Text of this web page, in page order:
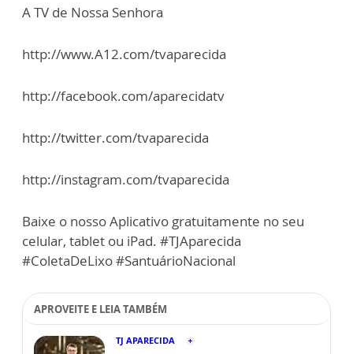
A TV de Nossa Senhora
http://www.A12.com/tvaparecida
http://facebook.com/aparecidatv
http://twitter.com/tvaparecida
http://instagram.com/tvaparecida
Baixe o nosso Aplicativo gratuitamente no seu
celular, tablet ou iPad. #TJAparecida
#ColetaDeLixo #SantuárioNacional
APROVEITE E LEIA TAMBÉM
TJ APARECIDA